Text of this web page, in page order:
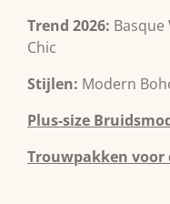
Trend 2026: Basque
Chic
Stijlen: Modern
Plus-size
Trouwpakken voor